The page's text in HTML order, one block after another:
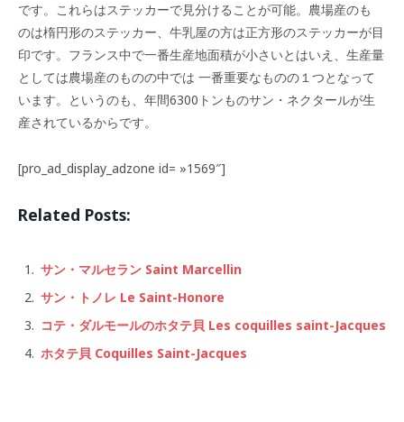
です。これらはステッカーで見分けることが可能。農場産のも
のは楕円形のステッカー、牛乳屋の方は正方形のステッカーが目
印です。フランス中で一番生産地面積が小さいとはいえ、生産量
としては農場産のものの中では 一番重要なものの１つとなって
います。というのも、年間6300トンものサン・ネクタールが生
産されているからです。
[pro_ad_display_adzone id= »1569″]
Related Posts:
サン・マルセラン Saint Marcellin
サン・トノレ Le Saint-Honore
コテ・ダルモールのホタテ貝 Les coquilles saint-Jacques
ホタテ貝 Coquilles Saint-Jacques